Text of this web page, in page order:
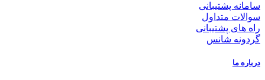
سامانه پشتیبانی
سوالات متداول
راه های پشتیبانی
گردونه شانس
درباره ما